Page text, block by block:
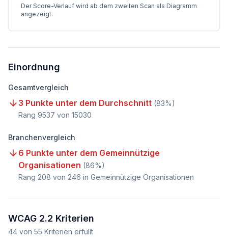
Der Score-Verlauf wird ab dem zweiten Scan als Diagramm
angezeigt.
Einordnung
Gesamtvergleich
3 Punkte unter dem Durchschnitt (83%)
Rang 9537 von 15030
Branchenvergleich
6 Punkte unter dem Gemeinnützige
Organisationen (86%)
Rang 208 von 246 in Gemeinnützige Organisationen
WCAG 2.2 Kriterien
44 von 55 Kriterien erfüllt